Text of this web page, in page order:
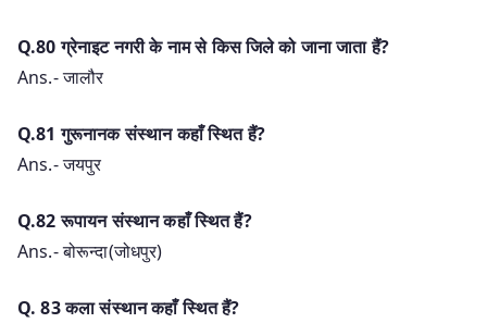
Q.80 ग्रेनाइट नगरी के नाम से किस जिले को जाना जाता हैं?
Ans.- जालौर
Q.81 गुरूनानक संस्थान कहाँ स्थित हैं?
Ans.- जयपुर
Q.82 रूपायन संस्थान कहाँ स्थित हैं?
Ans.- बोरून्दा(जोधपुर)
Q. 83 कला संस्थान कहाँ स्थित हैं?